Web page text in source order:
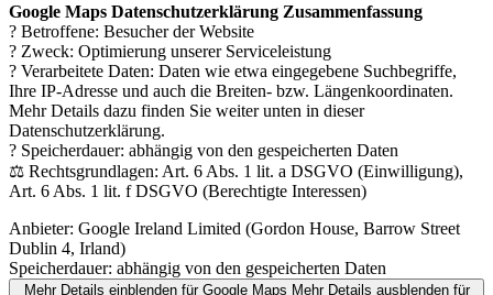
Google Maps Datenschutzerklärung Zusammenfassung
? Betroffene: Besucher der Website
? Zweck: Optimierung unserer Serviceleistung
? Verarbeitete Daten: Daten wie etwa eingegebene Suchbegriffe,
Ihre IP-Adresse und auch die Breiten- bzw. Längenkoordinaten.
Mehr Details dazu finden Sie weiter unten in dieser
Datenschutzerklärung.
? Speicherdauer: abhängig von den gespeicherten Daten
⚖️ Rechtsgrundlagen: Art. 6 Abs. 1 lit. a DSGVO (Einwilligung),
Art. 6 Abs. 1 lit. f DSGVO (Berechtigte Interessen)
Anbieter: Google Ireland Limited (Gordon House, Barrow Street
Dublin 4, Irland)
Speicherdauer: abhängig von den gespeicherten Daten
Mehr Details einblendenfür Google Maps Mehr Details ausblendenfür